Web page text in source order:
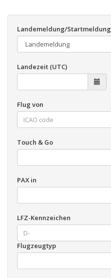
Landemeldung/Startmeldung
Landezeit (UTC)
Flug von
Touch & Go
PAX in
LFZ-Kennzeichen
Flugzeugtyp